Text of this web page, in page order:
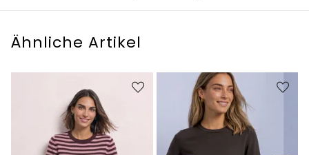
Ähnliche Artikel